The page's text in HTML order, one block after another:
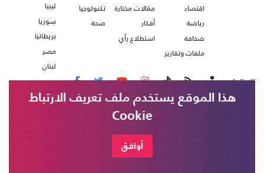
اقتصاد
رياضة
صحافة
ملفات وتقارير
مقالات مختارة
أفكار
استطلاع رأي
تكنولوجيا
صحة
ليبيا
سوريا
بريطانيا
مصر
لبنان
تابعنا على
هذا الموقع يستخدم ملف تعريف الارتباط
Cookie
أوافق